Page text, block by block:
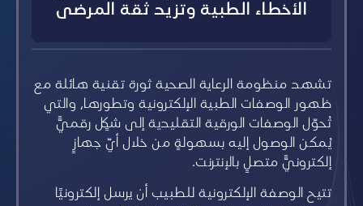
الأخطاء الطبية وتزيد ثقة المرضى
تشهد منظومة الرعاية الصحية ثورة تقنية هائلة مع
ظهور الوصفات الطبية الإلكترونية وتطورها، والتي
تُحوّل الوصفات الورقية التقليدية إلى شكلٍ رقميٍّ
يُمكن الوصول إليه بسهولةٍ من خلال أيّ جهازٍ
إلكترونيٍّ متصلٍ بالإنترنت.
تتيح الوصفة الإلكترونية للطبيب أن يرسل إلكترونيًا